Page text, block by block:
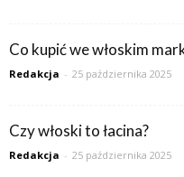
Co kupić we włoskim
Redakcja - 25 października 2025
Czy włoski to łacina?
Redakcja - 25 października 2025